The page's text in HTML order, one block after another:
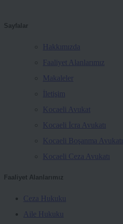
Sayfalar
Hakkımızda
Faaliyet Alanlarımız
Makaleler
İletişim
Kocaeli Avukat
Kocaeli İcra Avukatı
Kocaeli Boşanma Avukatı
Kocaeli Ceza Avukatı
Faaliyet Alanlarımız
Ceza Hukuku
Aile Hukuku